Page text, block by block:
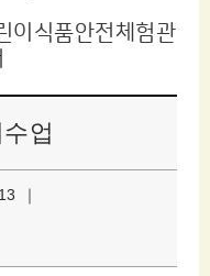
이식품안전체험관
업
｜